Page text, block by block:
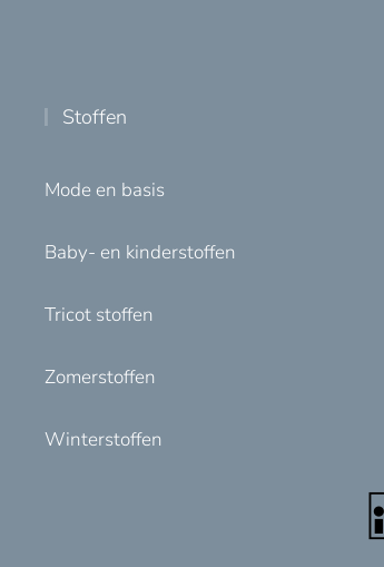
Stoffen
Mode en basis
Baby- en kinderstoffen
Tricot stoffen
Zomerstoffen
Winterstoffen